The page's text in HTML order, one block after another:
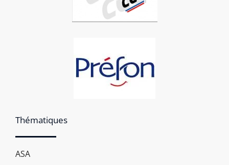
Thématiques
ASA